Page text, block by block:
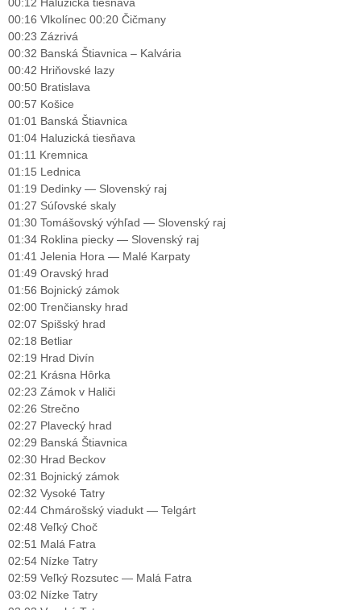
00:16 Vlkolínec 00:20 Čičmany
00:23 Zázrivá
00:32 Banská Štiavnica – Kalvária
00:42 Hriňovské lazy
00:50 Bratislava
00:57 Košice
01:01 Banská Štiavnica
01:04 Haluzická tiesňava
01:11 Kremnica
01:15 Lednica
01:19 Dedinky — Slovenský raj
01:27 Súľovské skaly
01:30 Tomášovský výhľad — Slovenský raj
01:34 Roklina piecky — Slovenský raj
01:41 Jelenia Hora — Malé Karpaty
01:49 Oravský hrad
01:56 Bojnický zámok
02:00 Trenčiansky hrad
02:07 Spišský hrad
02:18 Betliar
02:19 Hrad Divín
02:21 Krásna Hôrka
02:23 Zámok v Haliči
02:26 Strečno
02:27 Plavecký hrad
02:29 Banská Štiavnica
02:30 Hrad Beckov
02:31 Bojnický zámok
02:32 Vysoké Tatry
02:44 Chmárošský viadukt — Telgárt
02:48 Veľký Choč
02:51 Malá Fatra
02:54 Nízke Tatry
02:59 Veľký Rozsutec — Malá Fatra
03:02 Nízke Tatry